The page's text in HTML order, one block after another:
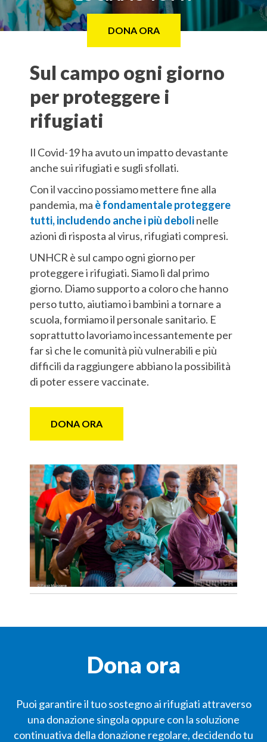
DONA ORA
Sul campo ogni giorno
per proteggere i
rifugiati
Il Covid-19 ha avuto un impatto devastante
anche sui rifugiati e sugli sfollati.
Con il vaccino possiamo mettere fine alla
pandemia, ma è fondamentale proteggere
tutti, includendo anche i più debolinelle
azioni di risposta al virus, rifugiati compresi.
UNHCR è sul campo ogni giorno per
proteggere i rifugiati. Siamo lì dal primo
giorno. Diamo supporto a coloro che hanno
perso tutto, aiutiamo i bambini a tornare a
scuola, formiamo il personale sanitario. E
soprattutto lavoriamo incessantemente per
far sì che le comunità più vulnerabili e più
difficili da raggiungere abbiano la possibilità
di poter essere vaccinate.
DONA ORA
Dona ora
Puoi garantire il tuo sostegno ai rifugiati attraverso
una donazione singola oppure con la soluzione
continuativa della donazione regolare, decidendo tu